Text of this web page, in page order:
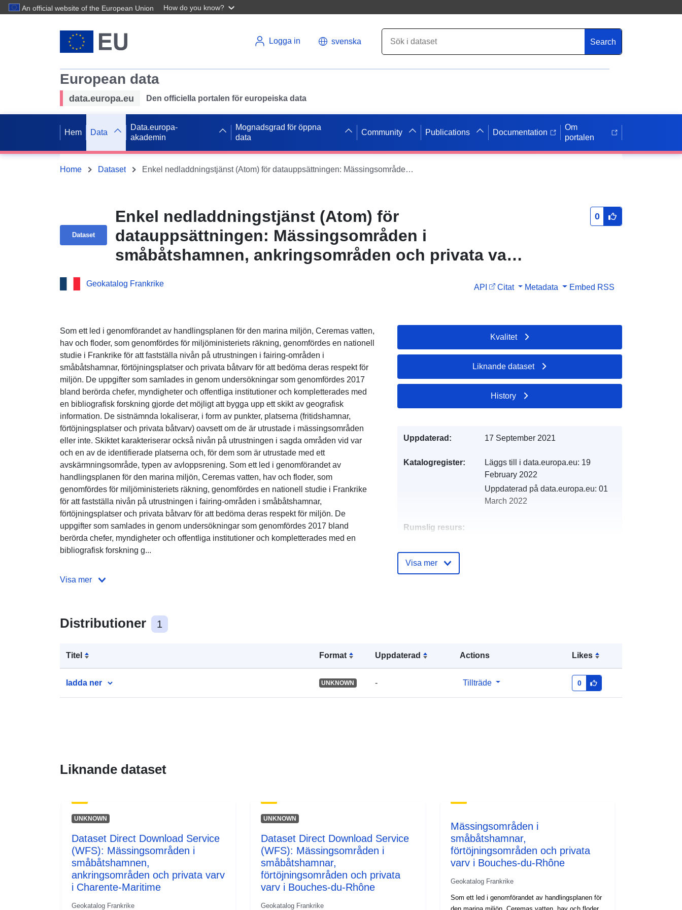
An official website of the European Union How do you know?
Logga in svenska Search
European data
data.europa.eu Den officiella portalen för europeiska data
Hem Data
Data.europa-
akademin
Mognadsgrad för öppna
data
Community Publications Documentation
Om
portalen
Home Dataset Enkel nedladdningstjänst (Atom) för datauppsättningen: Mässingsområden i småbåtshamnen, ankringsområden och privata varv i Charente-Maritime
Dataset
Enkel nedladdningstjänst (Atom) för
datauppsättningen: Mässingsområden i
småbåtshamnen, ankringsområden och privata varv
0
Geokatalog Frankrike API Citat Metadata Embed RSS
Som ett led i genomförandet av handlingsplanen för den marina miljön, Ceremas vatten,
hav och floder, som genomfördes för miljöministeriets räkning, genomfördes en nationell
studie i Frankrike för att fastställa nivån på utrustningen i fairing-områden i
småbåtshamnar, förtöjningsplatser och privata båtvarv för att bedöma deras respekt för
miljön. De uppgifter som samlades in genom undersökningar som genomfördes 2017
bland berörda chefer, myndigheter och offentliga institutioner och kompletterades med
en bibliografisk forskning gjorde det möjligt att bygga upp ett skikt av geografisk
information. De sistnämnda lokaliserar, i form av punkter, platserna (fritidshamnar,
förtöjningsplatser och privata båtvarv) oavsett om de är utrustade i mässingsområden
eller inte. Skiktet karakteriserar också nivån på utrustningen i sagda områden vid var
och en av de identifierade platserna och, för dem som är utrustade med ett
avskärmningsområde, typen av avloppsrening. Som ett led i genomförandet av
handlingsplanen för den marina miljön, Ceremas vatten, hav och floder, som
genomfördes för miljöministeriets räkning, genomfördes en nationell studie i Frankrike
för att fastställa nivån på utrustningen i fairing-områden i småbåtshamnar,
förtöjningsplatser och privata båtvarv för att bedöma deras respekt för miljön. De
uppgifter som samlades in genom undersökningar som genomfördes 2017 bland
berörda chefer, myndigheter och offentliga institutioner och kompletterades med en
bibliografisk forskning g...
Visa mer
Distributioner 1
Titel Format Uppdaterad Actions Likes
ladda ner UNKNOWN - Tillträde 0
Kvalitet
Liknande dataset
History
Uppdaterad: 17 September 2021
Katalogregister: Läggs till i data.europa.eu: 19
February 2022
Uppdaterad på data.europa.eu: 01
March 2022
Rumslig resurs:
Identifierare:
http://inspire.ec.europa.eu/metadata-
codelist/ResourceType/services
Visa mer
Liknande dataset
UNKNOWN
Dataset Direct Download Service
(WFS): Mässingsområden i
småbåtshamnen,
ankringsområden och privata varv
i Charente-Maritime
Geokatalog Frankrike
UNKNOWN
Dataset Direct Download Service
(WFS): Mässingsområden i
småbåtshamnar,
förtöjningsområden och privata
varv i Bouches-du-Rhône
Geokatalog Frankrike
Mässingsområden i
småbåtshamnar,
förtöjningsområden och privata
varv i Bouches-du-Rhône
Geokatalog Frankrike
Som ett led i genomförandet av handlingsplanen för